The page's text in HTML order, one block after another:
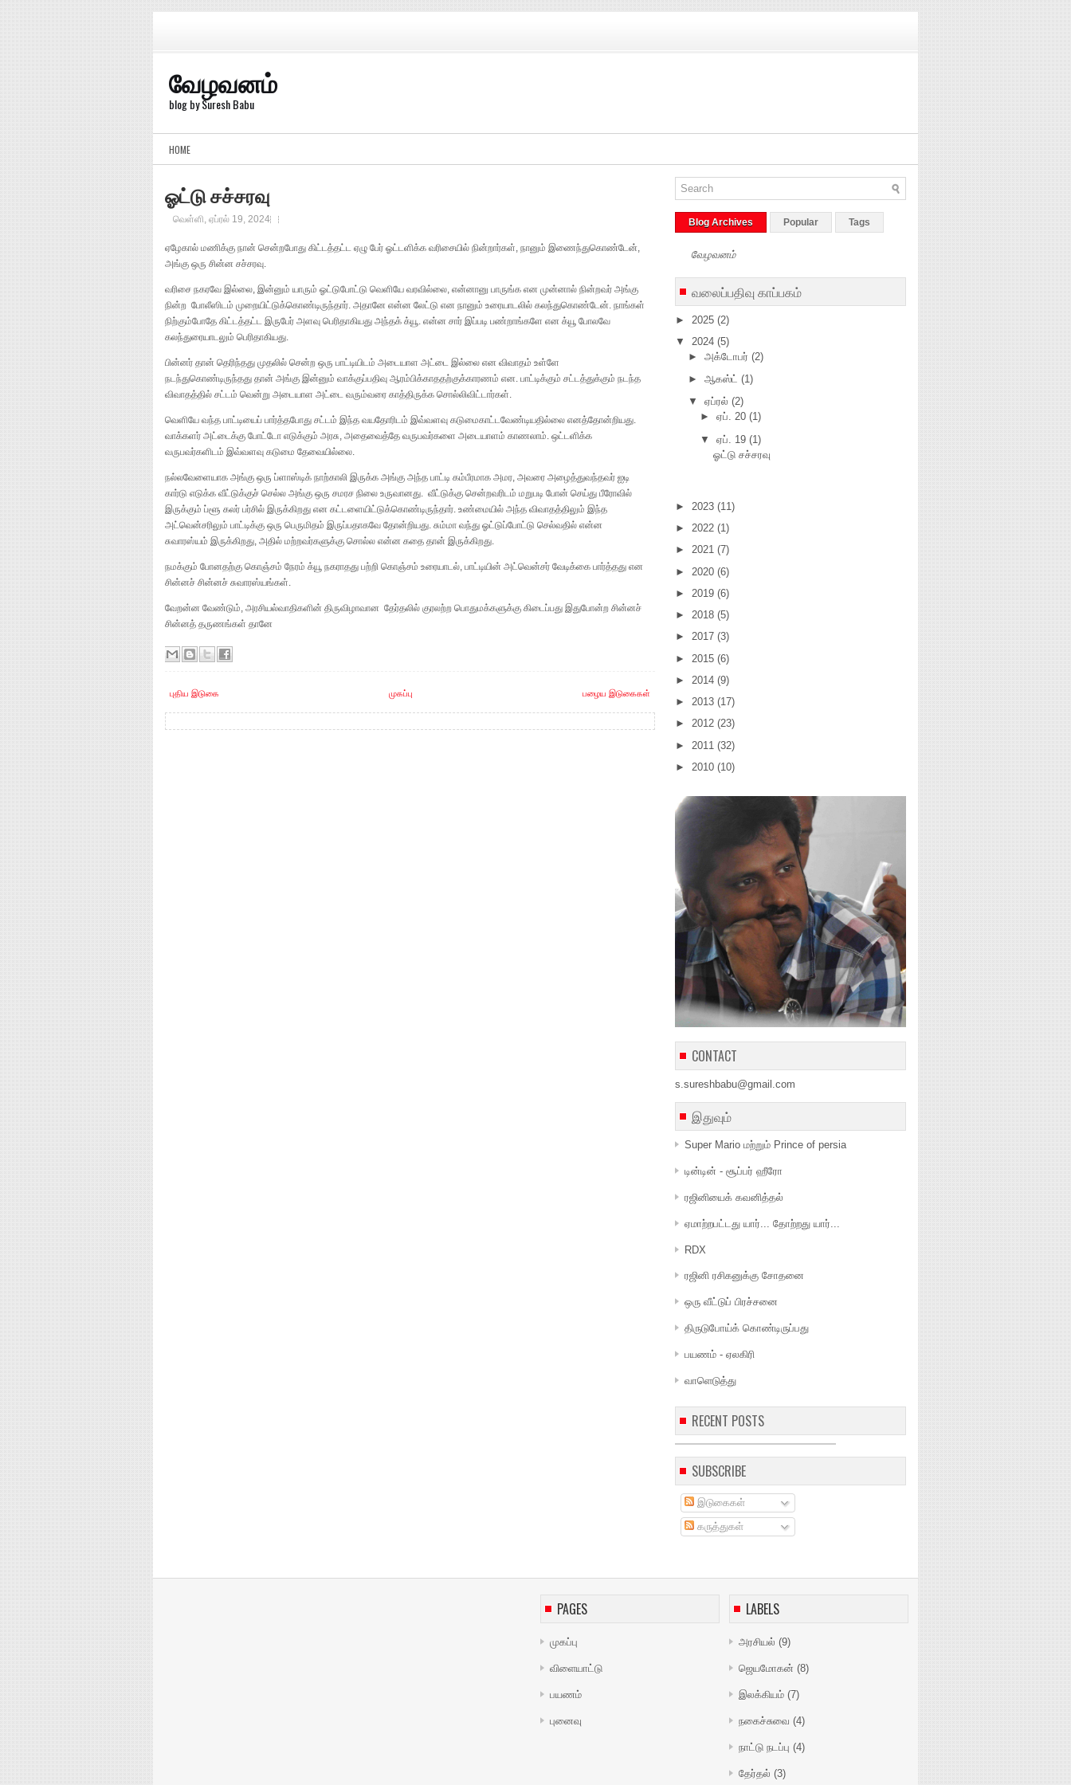
வேழவனம்
blog by Suresh Babu
HOME
ஓட்டு சச்சரவு
வெள்ளி, ஏப்ரல் 19, 2024
ஏழேகால் மணிக்கு நான் சென்றபோது கிட்டத்தட்ட ஏழு பேர் ஓட்டளிக்க வரிசையில் நின்றார்கள், நானும் இணைந்துகொண்டேன்,
அங்கு ஒரு சின்ன சச்சரவு.
வரிசை நகரவே இல்லை, இன்னும் யாரும் ஓட்டுபோட்டு வெளியே வரவில்லை, என்னானு பாருங்க என முன்னால் நின்றவர் அங்கு
நின்ற போலீஸிடம் முறையிட்டுக்கொண்டிருந்தார். அதானே என்ன லேட்டு என நானும் உரையாடலில் கலந்துகொண்டேன். நாங்கள்
நிற்கும்போதே கிட்டத்தட்ட இருபேர் அளவு பெரிதாகியது அந்தக் க்யூ. என்ன சார் இப்படி பண்றாங்களே என க்யூ போலவே
கலந்துரையாடலும் பெரிதாகியது.
பின்னர் தான் தெரிந்தது முதலில் சென்ற ஒரு பாட்டியிடம் அடையாள அட்டை இல்லை என விவாதம் உள்ளே
நடந்துகொண்டிருந்தது தான் அங்கு இன்னும் வாக்குப்பதிவு ஆரம்பிக்காததற்குக்காரணம் என. பாட்டிக்கும் சட்டத்துக்கும் நடந்த
விவாதத்தில் சட்டம் வென்று அடையாள அட்டை வரும்வரை காத்திருக்க சொல்லிவிட்டார்கள்.
வெளியே வந்த பாட்டியைப் பார்த்தபோது சட்டம் இந்த வயதோரிடம் இவ்வளவு கடுமைகாட்டவேண்டியதில்லை எனத்தோன்றியது.
வாக்களர் அட்டைக்கு போட்டோ எடுக்கும் அரசு, அதைவைத்தே வருபவர்களை அடையாளம் காணலாம். ஒட்டளிக்க
வருபவர்களிடம் இவ்வளவு கடுமை தேவையில்லை.
நல்லவேளையாக அங்கு ஒரு ப்ளாஸ்டிக் நாற்காலி இருக்க அங்கு அந்த பாட்டி கம்பீரமாக அமர, அவரை அழைத்துவந்தவர் ஐடி
கார்டு எடுக்க வீட்டுக்குச் செல்ல அங்கு ஒரு சமரச நிலை உருவானது. வீட்டுக்கு சென்றவரிடம் மறுபடி போன் செய்து பீரோவில்
இருக்கும் ப்ளூ கலர் பர்சில் இருக்கிறது என கட்டளையிட்டுக்கொண்டிருந்தார். உண்மையில் அந்த விவாதத்திலும் இந்த
அட்வென்சரிலும் பாட்டிக்கு ஒரு பெருமிதம் இருப்பதாகவே தோன்றியது. சும்மா வந்து ஓட்டுப்போட்டு செல்வதில் என்ன
சுவாரஸ்யம் இருக்கிறது, அதில் மற்றவர்களுக்கு சொல்ல என்ன கதை தான் இருக்கிறது.
நமக்கும் போனதற்கு கொஞ்சம் நேரம் க்யூ நகராதது பற்றி கொஞ்சம் உரையாடல், பாட்டியின் அட்வென்சர் வேடிக்கை பார்த்தது என
சின்னச் சின்னச் சுவாரஸ்யங்கள்.
வேறன்ன வேண்டும், அரசியல்வாதிகளின் திருவிழாவான தேர்தலில் குரலற்ற பொதுமக்களுக்கு கிடைப்பது இதுபோன்ற சின்னச்
சின்னத் தருணங்கள் தானே
புதிய இடுகை பழைய இடுகைகள்
முகப்பு
Blog Archives Popular Tags
வேழவனம்
வலைப்பதிவு காப்பகம்
► 2025 (2)
▼
2024 (5)
► அக்டோபர் (2)
► ஆகஸ்ட் (1)
▼
ஏப்ரல் (2)
►ஏப். 20(1)
▼
ஏப். 19(1)
ஓட்டு சச்சரவு
► 2023 (11)
► 2022 (1)
► 2021 (7)
► 2020 (6)
► 2019 (6)
► 2018 (5)
► 2017 (3)
► 2015 (6)
► 2014 (9)
► 2013 (17)
► 2012 (23)
► 2011 (32)
► 2010 (10)
CONTACT
s.sureshbabu@gmail.com
இதுவும்
Super Mario மற்றும் Prince of persia
டின்டின் - சூப்பர் ஹீரோ
ரஜினியைக் கவனித்தல்
ஏமாற்றபட்டது யார்... தோற்றது யார்...
RDX
ரஜினி ரசிகனுக்கு சோதனை
ஒரு வீட்டுப் பிரச்சனை
திருடுபோய்க் கொண்டிருப்பது
பயணம் - ஏலகிரி
வாளெடுத்து
RECENT POSTS
SUBSCRIBE
இடுகைகள்
கருத்துகள்
PAGES
முகப்பு
விளையாட்டு
பயணம்
புனைவு
LABELS
அரசியல் (9)
ஜெயமோகன் (8)
இலக்கியம் (7)
நகைச்சுவை (4)
நாட்டு நடப்பு (4)
தேர்தல் (3)